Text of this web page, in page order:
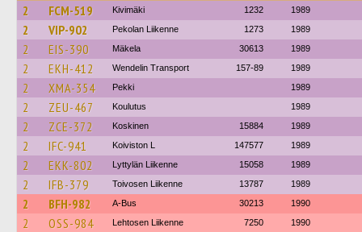
2 FCM-519 Kivimäki 1232 1989
2 VIP-902 Pekolan Liikenne 1273 1989
2 EIS-390 Mäkela 30613 1989
2 EKH-412 Wendelin Transport 157-89 1989
2 XMA-354 Pekki 1989
2 ZEU-467 Koulutus 1989
2 ZCE-372 Koskinen 15884 1989
2 IFC-941 Koiviston L 147577 1989
2 EKK-802 Lyttylän Liikenne 15058 1989
2 IFB-379 Toivosen Liikenne 13787 1989
2 BFH-982 A-Bus 30213 1990
2 OSS-984 Lehtosen Liikenne 7250 1990